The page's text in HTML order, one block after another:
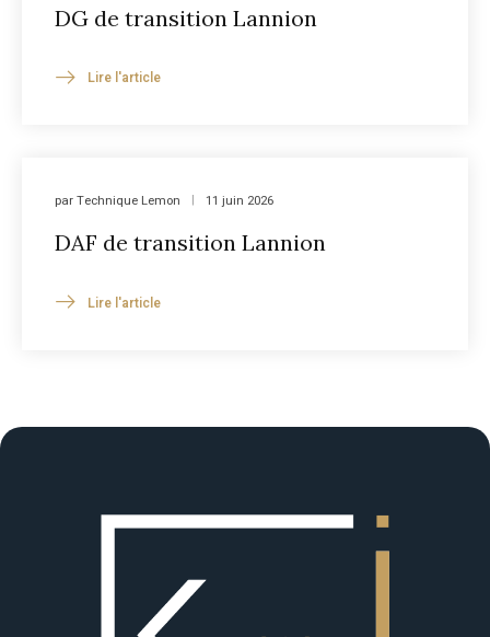
DG de transition Lannion
Lire l'article
parTechnique Lemon 11 juin 2026
DAF de transition Lannion
Lire l'article